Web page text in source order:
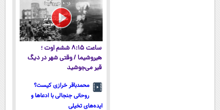
ساعت ۸:۱۵ ششم اوت ؛
هیروشیما / وقتی شهر در دیگ
قیر می‌جوشید
محمدباقر خرازی کیست؟
روحانی جنجالی با ادعاها و
ایده‌های تخیلی